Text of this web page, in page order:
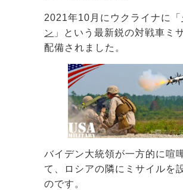
2021年10月にウクライナに「
ン 」という最新鋭の対戦車ミ
配備されました。
バイデン大統領が一方的に喧
て、ロシアの隣にミサイルを
のです。